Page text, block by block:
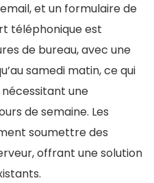
et un formulaire de
téléphonique est
de bureau, avec une
samedi matin, ce qui
une
de semaine. Les
soumettre des
offrant une solution